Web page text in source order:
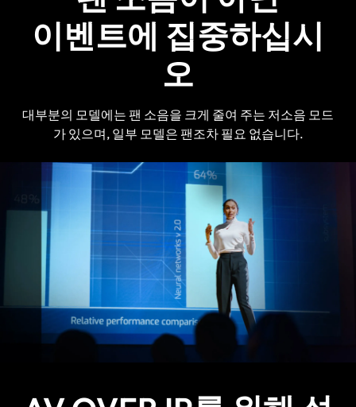
이벤트에 집중하십시
오
대부분의 모델에는 팬 소음을 크게 줄여 주는 저소음 모드
가 있으며, 일부 모델은 팬조차 필요 없습니다.